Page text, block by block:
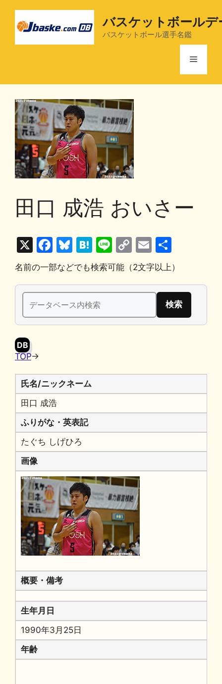
バスケットボールデ
バスケットボール選手名鑑
メ
田口 成浩 おいさー
X
F
a
c
e
b
o
Bl
u
e
s
k
y
H
at
e
n
a
Li
n
e
C
o
p
y
n
E
m
ai
l
有
名前の一部などでも検索可能（2文字以上）
検
索:
DB
TOP→
氏名/ニックネーム
田口 成浩
ふりがな・英表記
たぐち しげひろ
画像
概要・備考
生年月日
1990年3月25日
年齢